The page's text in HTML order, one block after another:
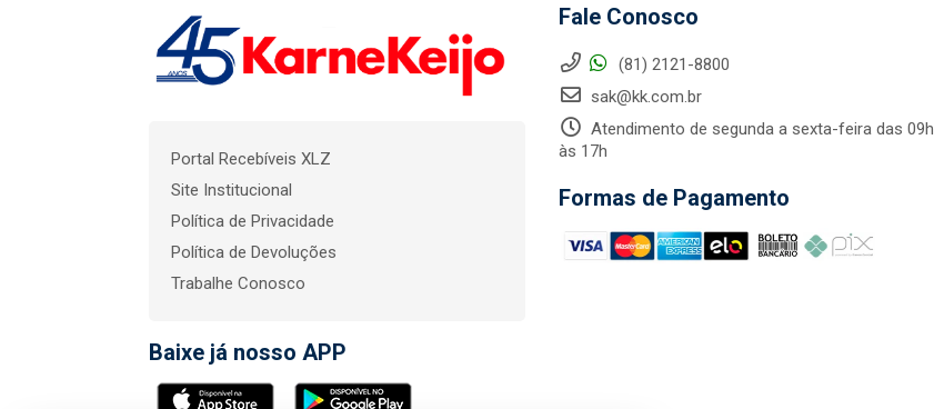
Portal Recebíveis XLZ
Site Institucional
Política de Privacidade
Política de Devoluções
Trabalhe Conosco
Baixe já nosso APP
Fale Conosco
(81) 2121-8800
sak@kk.com.br
Atendimento de segunda a sexta-feira das 09h
às 17h
Formas de Pagamento